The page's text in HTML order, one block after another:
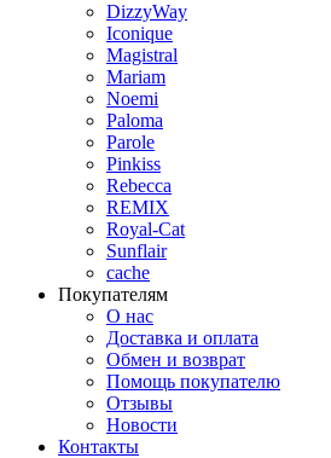
DizzyWay
Iconique
Magistral
Mariam
Noemi
Paloma
Parole
Pinkiss
Rebecca
REMIX
Royal-Cat
Sunflair
cache
Покупателям
О нас
Доставка и оплата
Обмен и возврат
Помощь покупателю
Отзывы
Новости
Контакты